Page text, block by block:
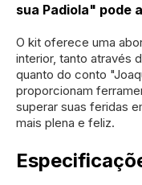
sua Padiola" pode
O kit oferece uma
interior, tanto através
quanto do conto
proporcionam
superar suas feridas
mais plena e feliz.